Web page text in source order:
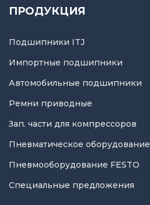
ПРОДУКЦИЯ
Подшипники ITJ
Импортные подшипники
Автомобильные подшипники
Ремни приводные
Зап. части для компрессоров
Пневматическое оборудование
Пневмооборудование FESTO
Специальные предложения